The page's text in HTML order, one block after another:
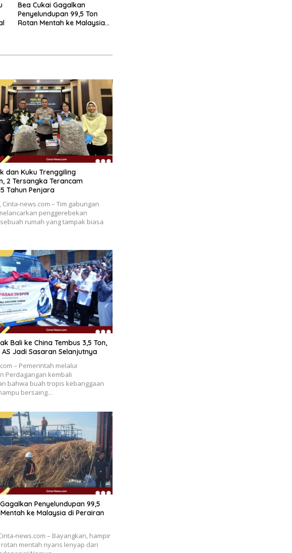
Bea Cukai Gagalkan
Penyelundupan 99,5 Ton
Rotan Mentah ke Malaysia
dan Kuku Trenggiling
2 Tersangka Terancam
Tahun Penjara
Cinta-news.com – Tim gabungan
penggerebekan
rumah yang tampak biasa
Bali ke China Tembus 3,5 Ton,
Jadi Sasaran Selanjutnya
– Pemerintah melalui
Perdagangan kembali
bahwa buah tropis kebanggaan
bersaing…
Penyelundupan 99,5
ke Malaysia di Perairan
news.com – Bayangkan, hampir
mentah nyaris lenyap dari